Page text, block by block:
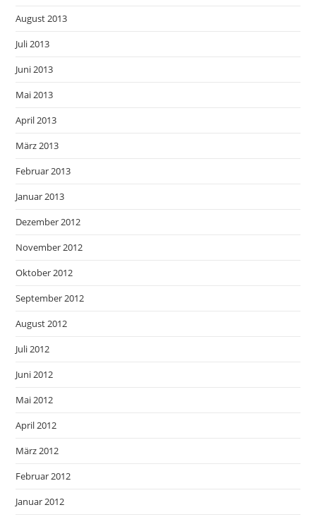
August 2013
Juli 2013
Juni 2013
Mai 2013
April 2013
März 2013
Februar 2013
Januar 2013
Dezember 2012
November 2012
Oktober 2012
September 2012
August 2012
Juli 2012
Juni 2012
Mai 2012
April 2012
März 2012
Februar 2012
Januar 2012